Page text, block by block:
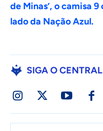
de Minas’, o camisa
lado da Nação Azul.
SIGA O